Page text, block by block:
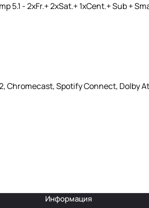
5.1 - 2xFr.+ 2xSat.+ 1xCent.+ Sub +
Chromecast, Spotify Connect, Dolby
Информация